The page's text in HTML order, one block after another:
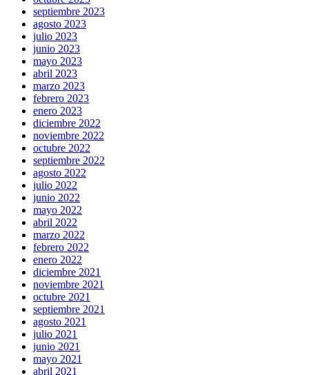
septiembre 2023
agosto 2023
julio 2023
junio 2023
mayo 2023
abril 2023
marzo 2023
febrero 2023
enero 2023
diciembre 2022
noviembre 2022
octubre 2022
septiembre 2022
agosto 2022
julio 2022
junio 2022
mayo 2022
abril 2022
marzo 2022
febrero 2022
enero 2022
diciembre 2021
noviembre 2021
octubre 2021
septiembre 2021
agosto 2021
julio 2021
junio 2021
mayo 2021
abril 2021